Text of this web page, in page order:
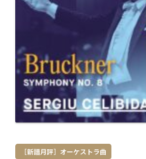
［新譜月評］オーケストラ曲